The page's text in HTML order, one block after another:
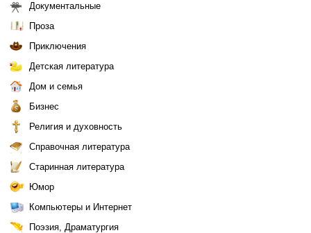
Документальные
Проза
Приключения
Детская литература
Дом и семья
Бизнес
Религия и духовность
Справочная литература
Старинная литература
Юмор
Компьютеры и Интернет
Поэзия, Драматургия